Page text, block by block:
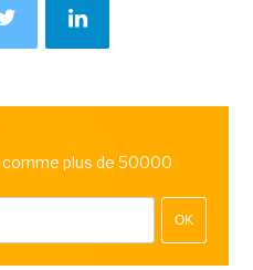
plus de 50000
OK